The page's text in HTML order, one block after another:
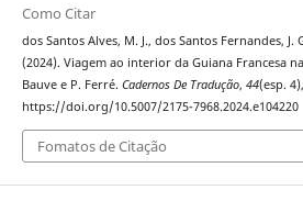
Como Citar
dos Santos Alves, M. J., dos Santos Fernandes, J.
(2024). Viagem ao interior da Guiana Francesa
Bauve e P. Ferré. Cadernos De Tradução, 44(esp.
https://doi.org/10.5007/2175-7968.2024.e104220
Fomatos de Citação